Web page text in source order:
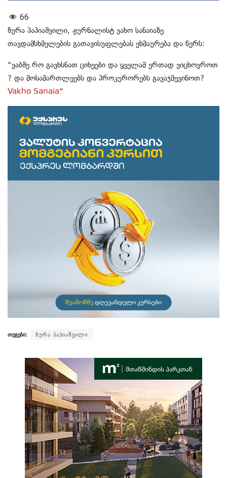
66
ზურა პაპიაშვილი, ჟურნალისტ ვახო სანაიაზე
თავდამსხმელების გათავისუფლებას ეხმაურება და წერს:
“ვაბშე რო გავხსნათ ციხეები და ყველამ ერთად ვიცხოვროთ
? და მოსამართლეებს და პროკურორებს გავაჯმევინოთ?
Vakho Sanaia“
თეგები: ზურა პაპიაშვილი